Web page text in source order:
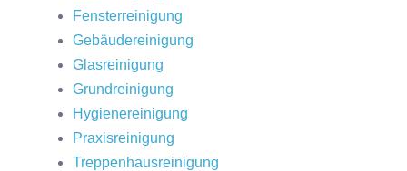
Fensterreinigung
Gebäudereinigung
Glasreinigung
Grundreinigung
Hygienereinigung
Praxisreinigung
Treppenhausreinigung